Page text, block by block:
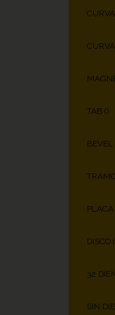
TAB ()
BEVEL
PLACA
DISCO (
32
SIN